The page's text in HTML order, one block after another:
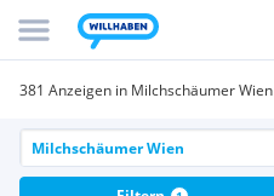
381 Anzeigen in Milchschäumer Wien